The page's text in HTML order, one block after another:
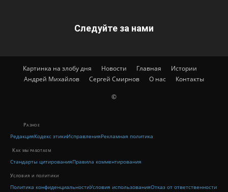
Следуйте за нами
Картинка на злобу дня Новости Главная
Истории
Андрей Михайлов
Сергей Смирнов О нас Контакты
©
Разное
РедакцияКодекс этикиИсправленияРекламная политика
Как мы работаем
Стандарты цитированияПравила комментирования
Условия и политики
Политика конфиденциальностиУсловия использованияОтказ от ответственности